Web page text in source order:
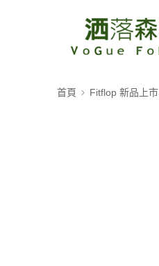
首頁 Fitflop 新品上市